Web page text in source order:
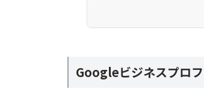
株式会社おもてなしドッ
Googleビジネスプロ